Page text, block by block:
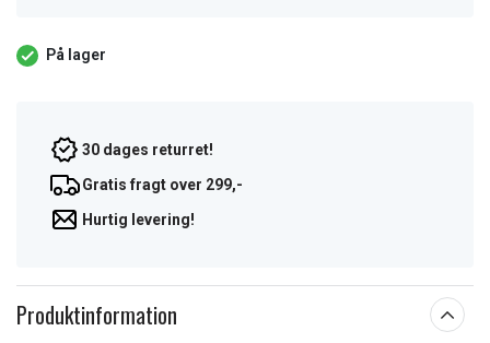
På lager
30 dages returret!
Gratis fragt over 299,-
Hurtig levering!
Produktinformation